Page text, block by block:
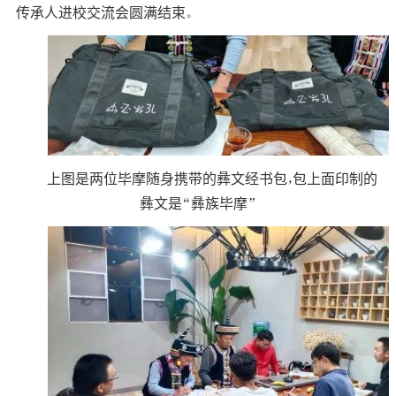
传承人进校交流会圆满结束。
上图是两位毕摩随身携带的彝文经书包，包上面印制的
彝文是“彝族毕摩”